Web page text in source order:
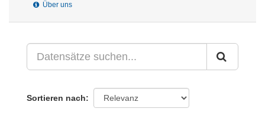
Über uns
Sortieren nach